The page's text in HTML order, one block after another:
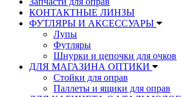
КОНТАКТНЫЕ ЛИНЗЫ
ФУТЛЯРЫ И АКСЕССУАРЫ
Лупы
Футляры
Шнурки и цепочки для очков
ДЛЯ МАГАЗИНА ОПТИКИ
Стойки для оправ
Паллеты и ящики для оправ